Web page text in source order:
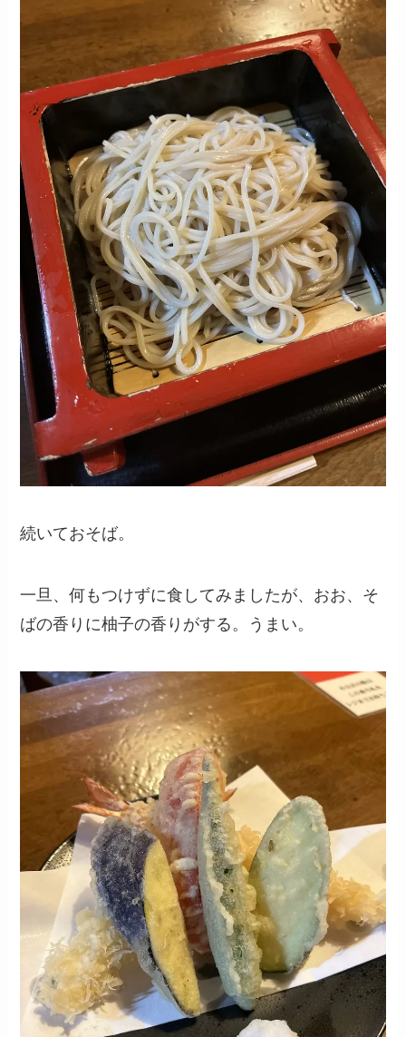
続いておそば。
一旦、何もつけずに食してみましたが、おお、そ
ばの香りに柚子の香りがする。うまい。